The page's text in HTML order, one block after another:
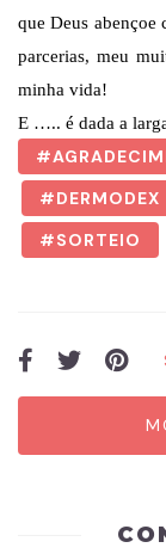
que Deus abençoe
parcerias, meu
minha vida!
E ….. é dada a
DERMODEX
SORTEIO